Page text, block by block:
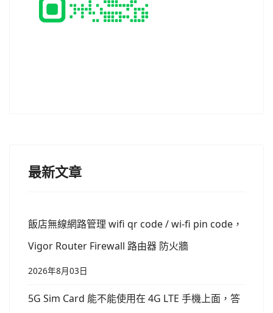
最新文章
飯店無線網路管理 wifi qr code / wi-fi pin code，
Vigor Router Firewall 路由器 防火牆
2026年8月03日
5G Sim Card 能不能使用在 4G LTE 手機上面，答